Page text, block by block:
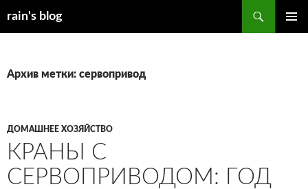
rain's blog
Архив метки: сервопривод
ДОМАШНЕЕ ХОЗЯЙСТВО
КРАНЫ С
СЕРВОПРИВОДОМ: ГОД